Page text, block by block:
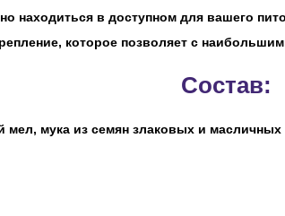
находиться в доступном для вашего
которое позволяет с наибольшим
Состав:
мука из семян злаковых и